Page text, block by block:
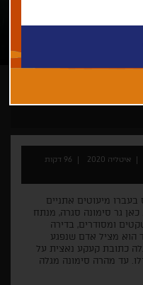
איטליה 2020
96 דקות
מיעוטים אתניים
כאן גר סימונה סגרה, מנתח
ומסודרים, בדירה
הוא מציל אדם שנפגע
כתובת קעקע נאצית על
עד מהרה סימונה מגלה